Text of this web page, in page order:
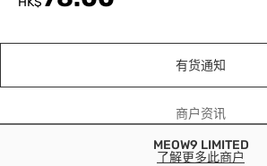
有货通知
商户资讯
MEOW9 LIMITED
了解更多此商户